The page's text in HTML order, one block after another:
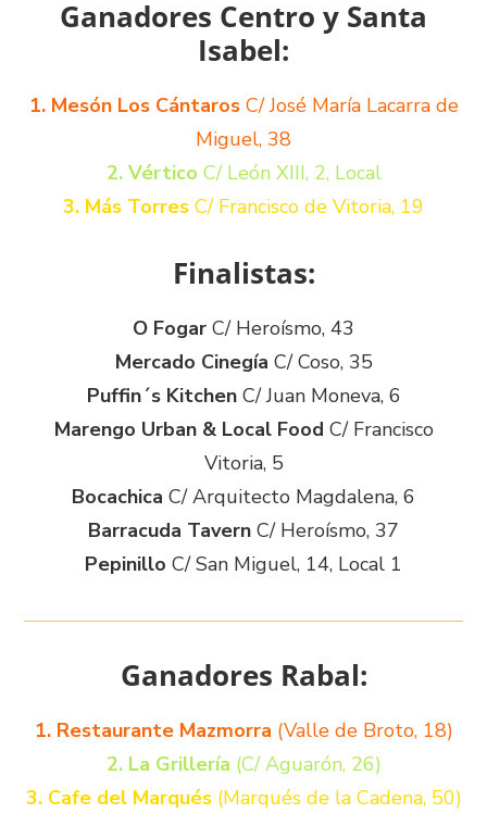
Ganadores Centro y Santa
Isabel:
1. Mesón Los CántarosC/ José María Lacarra de
Miguel, 38
2. Vértico C/ León XIII, 2, Local
3. Más Torres C/ Francisco de Vitoria, 19
Finalistas:
O Fogar C/ Heroísmo, 43
Mercado Cinegía C/ Coso, 35
Puffin´s KitchenC/ Juan Moneva, 6
Marengo Urban & Local Food C/ Francisco
Vitoria, 5
Bocachica C/ Arquitecto Magdalena, 6
Barracuda Tavern C/ Heroísmo, 37
Pepinillo C/ San Miguel, 14, Local 1
Ganadores Rabal:
1. Restaurante Mazmorra (Valle de Broto, 18)
2. La Grillería (C/ Aguarón, 26)
3. Cafe del Marqués(Marqués de la Cadena, 50)